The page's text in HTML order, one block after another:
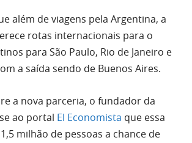
além de viagens pela Argentina, a
rotas internacionais para o
para São Paulo, Rio de Janeiro e
a saída sendo de Buenos Aires.
a nova parceria, o fundador da
ao portal El Economista que essa
milhão de pessoas a chance de